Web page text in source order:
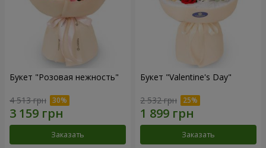
Букет "Розовая нежность"
4 513 грн
Заказать
Букет "Valentine's Day"
2 532 грн
Заказать